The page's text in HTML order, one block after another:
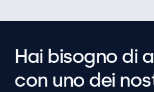
Hai bisogno di
con uno dei